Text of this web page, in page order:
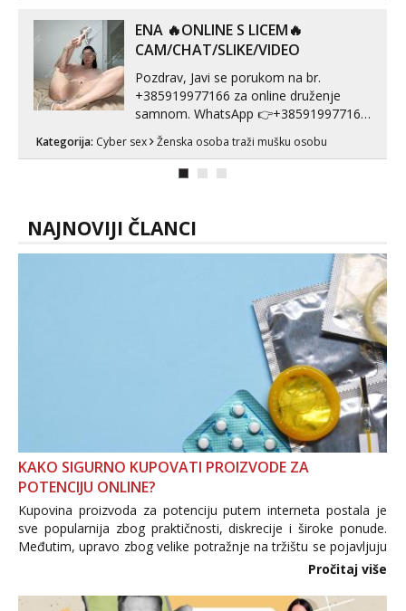
ENA 🔥ONLINE S LICEM🔥
CAM/CHAT/SLIKE/VIDEO
Pozdrav, Javi se porukom na br.
+385919977166 za online druženje
samnom. WhatsApp 👉+385919977166
Telegram 👉@enafriedrichkis Radim
videopozive s licem, solo i s partnerom,
kolegicama (Tina&Natali), razne
seksa, puš...
Kategorija: Cyber sex Ženska osoba traži mušku osobu
NAJNOVIJI ČLANCI
KAKO SIGURNO KUPOVATI PROIZVODE ZA
POTENCIJU ONLINE?
Kupovina proizvoda za potenciju putem interneta postala je
sve popularnija zbog praktičnosti, diskrecije i široke ponude.
Međutim, upravo zbog velike potražnje na tržištu se pojavljuju
i brojni krivotvoreni proizvodi, nepouzdane internetske
Pročitaj više